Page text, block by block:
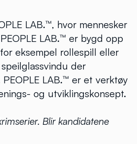
LAB.™, hvor mennesker
LAB.™ er bygd opp
eksempel rollespill eller
der
LAB.™ er et verktøy
og utviklingskonsept.
Blir kandidatene